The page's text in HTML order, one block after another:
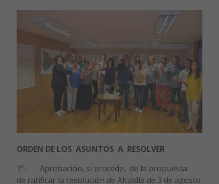
ORDEN DE LOS ASUNTOS A RESOLVER
1º.- Aprobación, si procede, de la propuesta
de ratificar la resolución de Alcaldía de 3 de agosto